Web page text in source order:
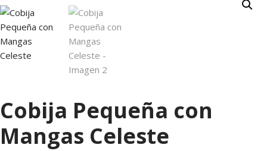
Cobija Pequeña con
Mangas Celeste